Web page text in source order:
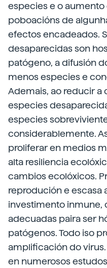
especies e o
poboacións de
efectos encadeados.
desaparecidas son
patógeno, a difusión
menos especies e
Ademais, ao reducir
especies
especies
considerablemente.
proliferar en medios
alta resiliencia
cambios ecolóxicos.
reprodución e escasa
investimento inmune,
adecuadas paira ser
patógenos. Todo iso
amplificación do
en numerosos